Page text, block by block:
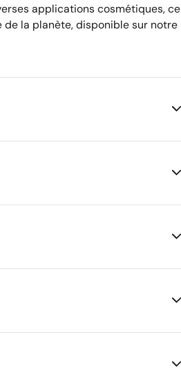
applications cosmétiques, ce
la planète, disponible sur notre